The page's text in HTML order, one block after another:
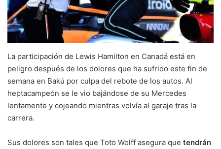
La participación de Lewis Hamilton en Canadá está en
peligro después de los dolores que ha sufrido este fin de
semana en Bakú por culpa del rebote de los autos. Al
heptacampeón se le vio bajándose de su Mercedes
lentamente y cojeando mientras volvía al garaje tras la
carrera.
Sus dolores son tales que Toto Wolff asegura que tendrán